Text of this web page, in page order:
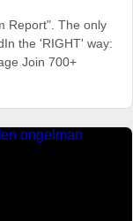
Report". The only
the 'RIGHT' way:
Join 700+